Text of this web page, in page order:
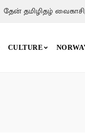
தேன் தமிழிதழ்
CULTURE